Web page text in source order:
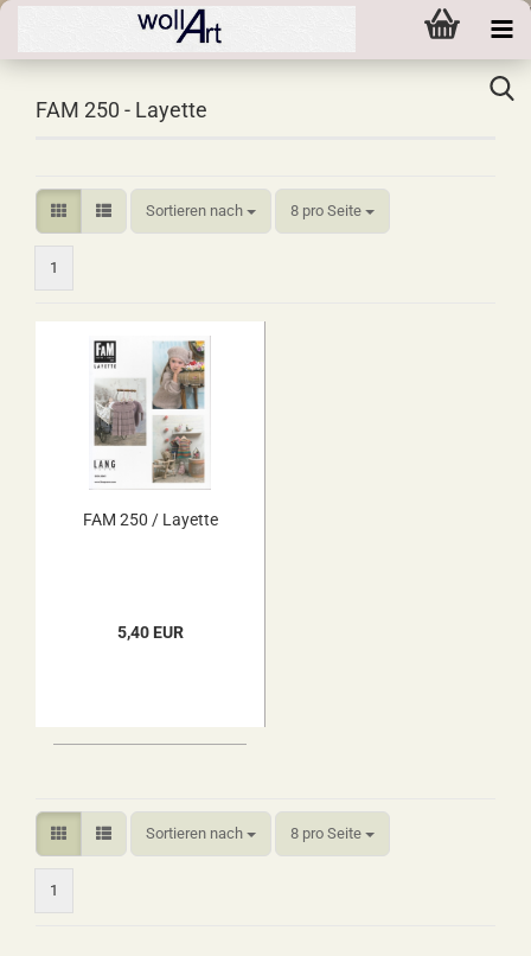
FAM 250 - Layette
Sortieren nach
Sortieren nach 8 pro Seite
pro Seite
1
FAM 250 / Layette
5,40 EUR
Sortieren nach
Sortieren nach 8 pro Seite
pro Seite
1